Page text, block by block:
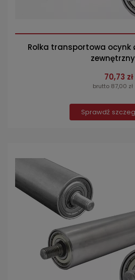
Rolka transportowa ocynk
zewnętrzny
70,73 zł
brutto 87,00 zł
Sprawdź